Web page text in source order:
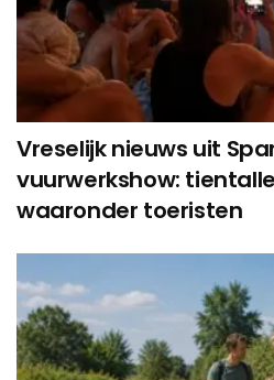
Vreselijk nieuws uit
vuurwerkshow:
waaronder toeristen